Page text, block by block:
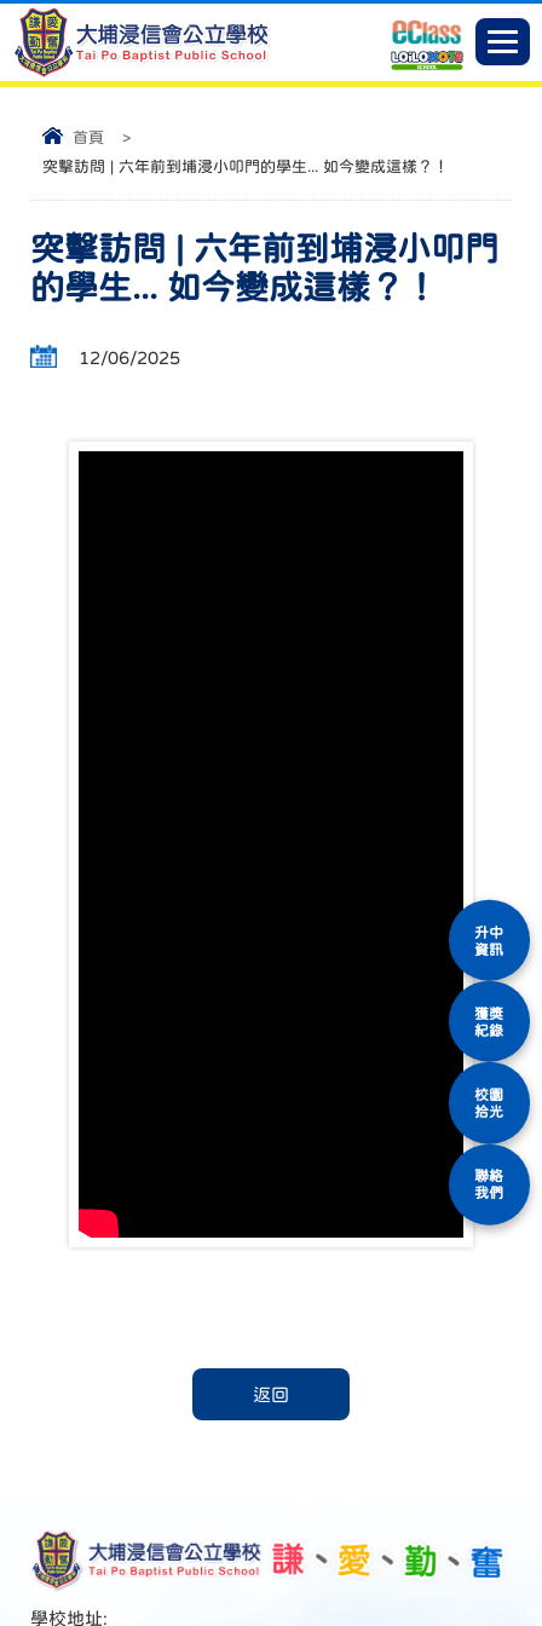
首頁
>
突擊訪問 | 六年前到埔浸小叩門的學生... 如今變成這樣？！
突擊訪問 | 六年前到埔浸小叩門
的學生... 如今變成這樣？！
12/06/2025
返回
學校地址:
升中
資訊
獲獎
紀錄
校園
拾光
聯絡
我們